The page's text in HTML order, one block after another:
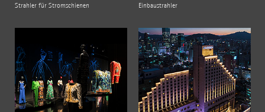
Strahler für Stromschienen Einbaustrahler